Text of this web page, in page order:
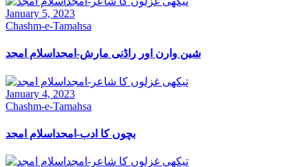
January 5, 2023
Chashm-e-Tamahsa
شین وارن اور راڈنی مارش-امجداسلام امجد
January 4, 2023
Chashm-e-Tamahsa
بچوں کا ادب-امجداسلام امجد